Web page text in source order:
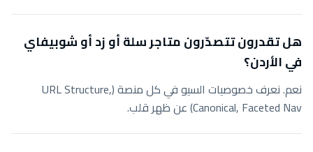
هل تقدرون تتصدّرون متاجر سلة أو زد أو شوبيفاي
في الأردن؟
نعم. نعرف خصوصيات السيو في كل منصة (URL Structure,
Canonical, Faceted Nav) عن ظهر قلب.